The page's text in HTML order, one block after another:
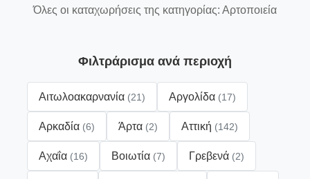
Όλες οι καταχωρήσεις της κατηγορίας: Αρτοποιεία
Φιλτράρισμα ανά περιοχή
Αιτωλοακαρνανία (21) Αργολίδα (17)
Αρκαδία (6) Άρτα (2) Αττική (142)
Αχαΐα (16) Βοιωτία (7) Γρεβενά (2)